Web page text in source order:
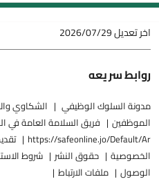
اخر تعديل2026/07/29
روابط سريعه
مدونة السلوك الوظيفي الشكاوي
الموظفين
فريق السلامة العامة في
https://safeonline.jo/Default/Ar
الخصوصية
حقوق النشر شروط
الوصول
ملفات الارتباط